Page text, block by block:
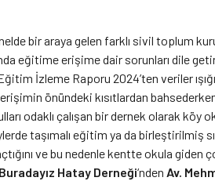
bir araya gelen farklı sivil toplum
eğitime erişime dair sorunları dile
İzleme Raporu 2024’ten veriler
önündeki kısıtlardan
odaklı çalışan bir dernek olarak köy
taşımalı eğitim ya da birleştirilmiş
ve bu nedenle kentte okula giden
Buradayız Hatay Derneği‘nden Av.